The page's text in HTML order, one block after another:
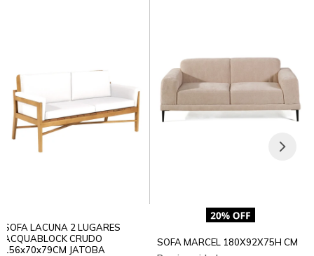
SOFA LACUNA 2 LUGARES
ACQUABLOCK CRUDO
156x70x79CM JATOBA
SOFA MARCEL 180X92X75H CM